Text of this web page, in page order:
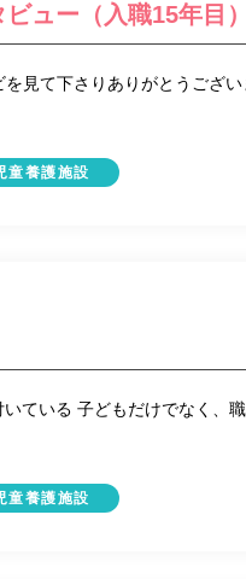
ュー（入職15年目
見て下さりありがとうござ
童養護施設
ている 子どもだけでなく、
童養護施設